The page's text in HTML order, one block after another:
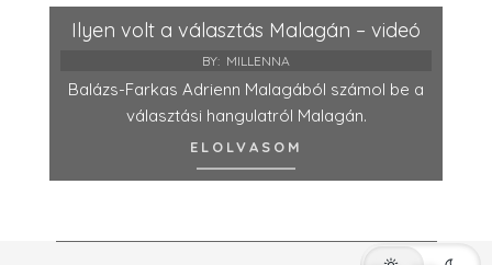
Ilyen volt a választás Malagán – videó
BY: MILLENNA
Balázs-Farkas Adrienn Malagából számol be a
választási hangulatról Malagán.
ELOLVASOM